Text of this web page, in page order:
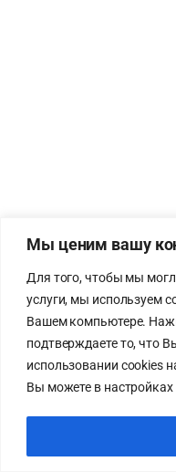
Мы ценим вашу
Для того, чтобы мы
услуги, мы используем
Вашем компьютере.
подтверждаете то, что
использовании cookies
Вы можете в настройках